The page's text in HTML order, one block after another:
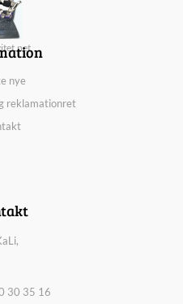
nye
reklamationret
30 35 16